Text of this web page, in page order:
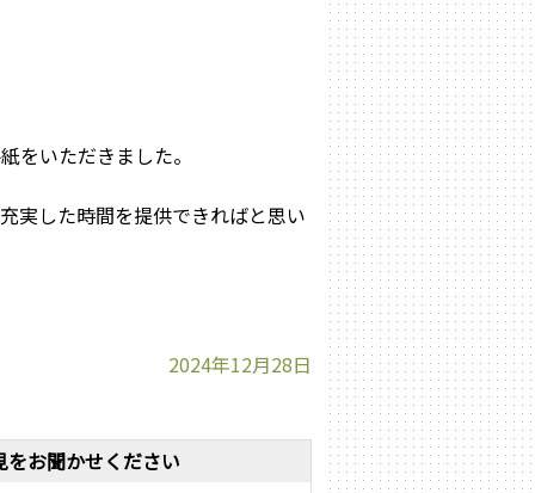
をいただきました。
実した時間を提供できればと思い
2024年12月28日
お聞かせください